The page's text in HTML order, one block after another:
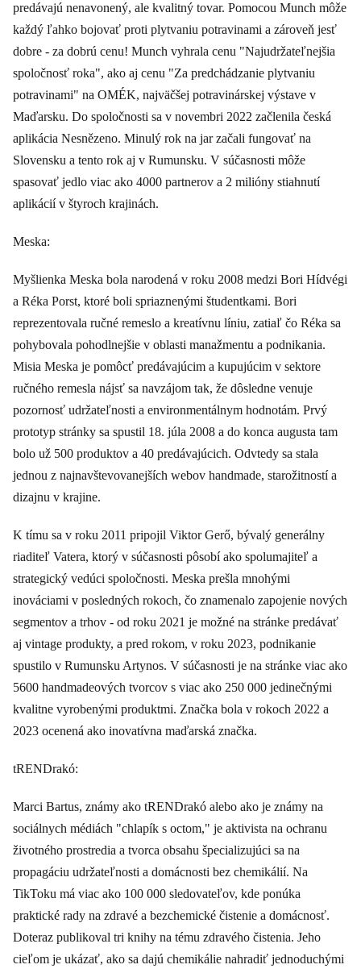
predávajú nenavonený, ale kvalitný tovar. Pomocou Munch môže
každý ľahko bojovať proti plytvaniu potravinami a zároveň jesť
dobre - za dobrú cenu! Munch vyhrala cenu "Najudržateľnejšia
spoločnosť roka", ako aj cenu "Za predchádzanie plytvaniu
potravinami" na OMÉK, najväčšej potravinárskej výstave v
Maďarsku. Do spoločnosti sa v novembri 2022 začlenila česká
aplikácia Nesnězeno. Minulý rok na jar začali fungovať na
Slovensku a tento rok aj v Rumunsku. V súčasnosti môže
spasovať jedlo viac ako 4000 partnerov a 2 milióny stiahnutí
aplikácií v štyroch krajinách.
Meska:
Myšlienka Meska bola narodená v roku 2008 medzi Bori Hídvégi
a Réka Porst, ktoré boli spriaznenými študentkami. Bori
reprezentovala ručné remeslo a kreatívnu líniu, zatiaľ čo Réka sa
pohybovala pohodlnejšie v oblasti manažmentu a podnikania.
Misia Meska je pomôcť predávajúcim a kupujúcim v sektore
ručného remesla nájsť sa navzájom tak, že dôsledne venuje
pozornosť udržateľnosti a environmentálnym hodnotám. Prvý
prototyp stránky sa spustil 18. júla 2008 a do konca augusta tam
bolo už 500 produktov a 40 predávajúcich. Odvtedy sa stala
jednou z najnavštevovanejších webov handmade, starožitností a
dizajnu v krajine.
K tímu sa v roku 2011 pripojil Viktor Gerő, bývalý generálny
riaditeľ Vatera, ktorý v súčasnosti pôsobí ako spolumajiteľ a
strategický vedúci spoločnosti. Meska prešla mnohými
inováciami v posledných rokoch, čo znamenalo zapojenie nových
segmentov a trhov - od roku 2021 je možné na stránke predávať
aj vintage produkty, a pred rokom, v roku 2023, podnikanie
spustilo v Rumunsku Artynos. V súčasnosti je na stránke viac ako
5600 handmadeových tvorcov s viac ako 250 000 jedinečnými
kvalitne vyrobenými produktmi. Značka bola v rokoch 2022 a
2023 ocenená ako inovatívna maďarská značka.
tRENDrakó:
Marci Bartus, známy ako tRENDrakó alebo ako je známy na
sociálnych médiách "chlapík s octom," je aktivista na ochranu
životného prostredia a tvorca obsahu špecializujúci sa na
propagáciu udržateľnosti a domácnosti bez chemikálií. Na
TikToku má viac ako 100 000 sledovateľov, kde ponúka
praktické rady na zdravé a bezchemické čistenie a domácnosť.
Doteraz publikoval tri knihy na tému zdravého čistenia. Jeho
cieľom je ukázať, ako sa dajú chemikálie nahradiť jednoduchými